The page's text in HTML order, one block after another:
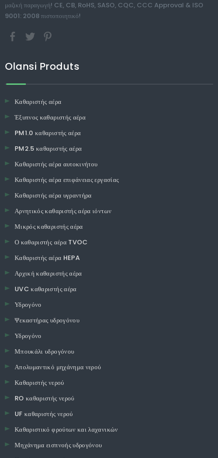
μαζική παραγωγή! CE, CB, RoHS, SASO, CQC, CCC Approval & ISO
9001: 2008 πιστοποιητικό!
Olansi Produts
Καθαριστής αέρα
Έξυπνος καθαριστής αέρα
PM1.0 καθαριστής αέρα
PM2.5 καθαριστής αέρα
Καθαριστής αέρα αυτοκινήτου
Καθαριστής αέρα επιφάνειας εργασίας
Καθαριστής αέρα υγραντήρα
Αρνητικός καθαριστής αέρα ιόντων
Μικρός καθαριστής αέρα
Ο καθαριστής αέρα TVOC
Καθαριστής αέρα HEPA
Αρχική καθαριστής αέρα
UVC καθαριστής αέρα
Υδρογόνο
Ψεκαστήρας υδρογόνου
Υδρογόνο
Μπουκάλι υδρογόνου
Απολυμαντικό μηχάνημα νερού
Καθαριστής νερού
RO καθαριστής νερού
UF καθαριστής νερού
Καθαριστικό φρούτων και λαχανικών
Μηχάνημα εισπνοής υδρογόνου